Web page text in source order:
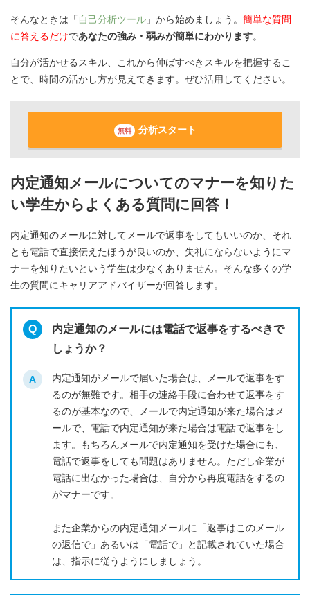
そんなときは「自己分析ツール 」から始めましょう。 簡単な質問
に答えるだけであなたの強み・弱みが簡単にわかります。
自分が活かせるスキル、これから伸ばすべきスキルを把握するこ
とで、時間の活かし方が見えてきます。ぜひ活用してください。
無料 分析スタート
内定通知メールについてのマナーを知りた
い学生からよくある質問に回答！
内定通知のメールに対してメールで返事をしてもいいのか、それ
とも電話で直接伝えたほうが良いのか、失礼にならないようにマ
ナーを知りたいという学生は少なくありません。そんな多くの学
生の質問にキャリアアドバイザーが回答します。
内定通知のメールには電話で返事をするべきで
しょうか？
内定通知がメールで届いた場合は、メールで返事をす
るのが無難です。相手の連絡手段に合わせて返事をす
るのが基本なので、メールで内定通知が来た場合はメ
ールで、電話で内定通知が来た場合は電話で返事をし
ます。もちろんメールで内定通知を受けた場合にも、
電話で返事をしても問題はありません。ただし企業が
電話に出なかった場合は、自分から再度電話をするの
がマナーです。
また企業からの内定通知メールに「返事はこのメール
の返信で」あるいは「電話で」と記載されていた場合
は、指示に従うようにしましょう。